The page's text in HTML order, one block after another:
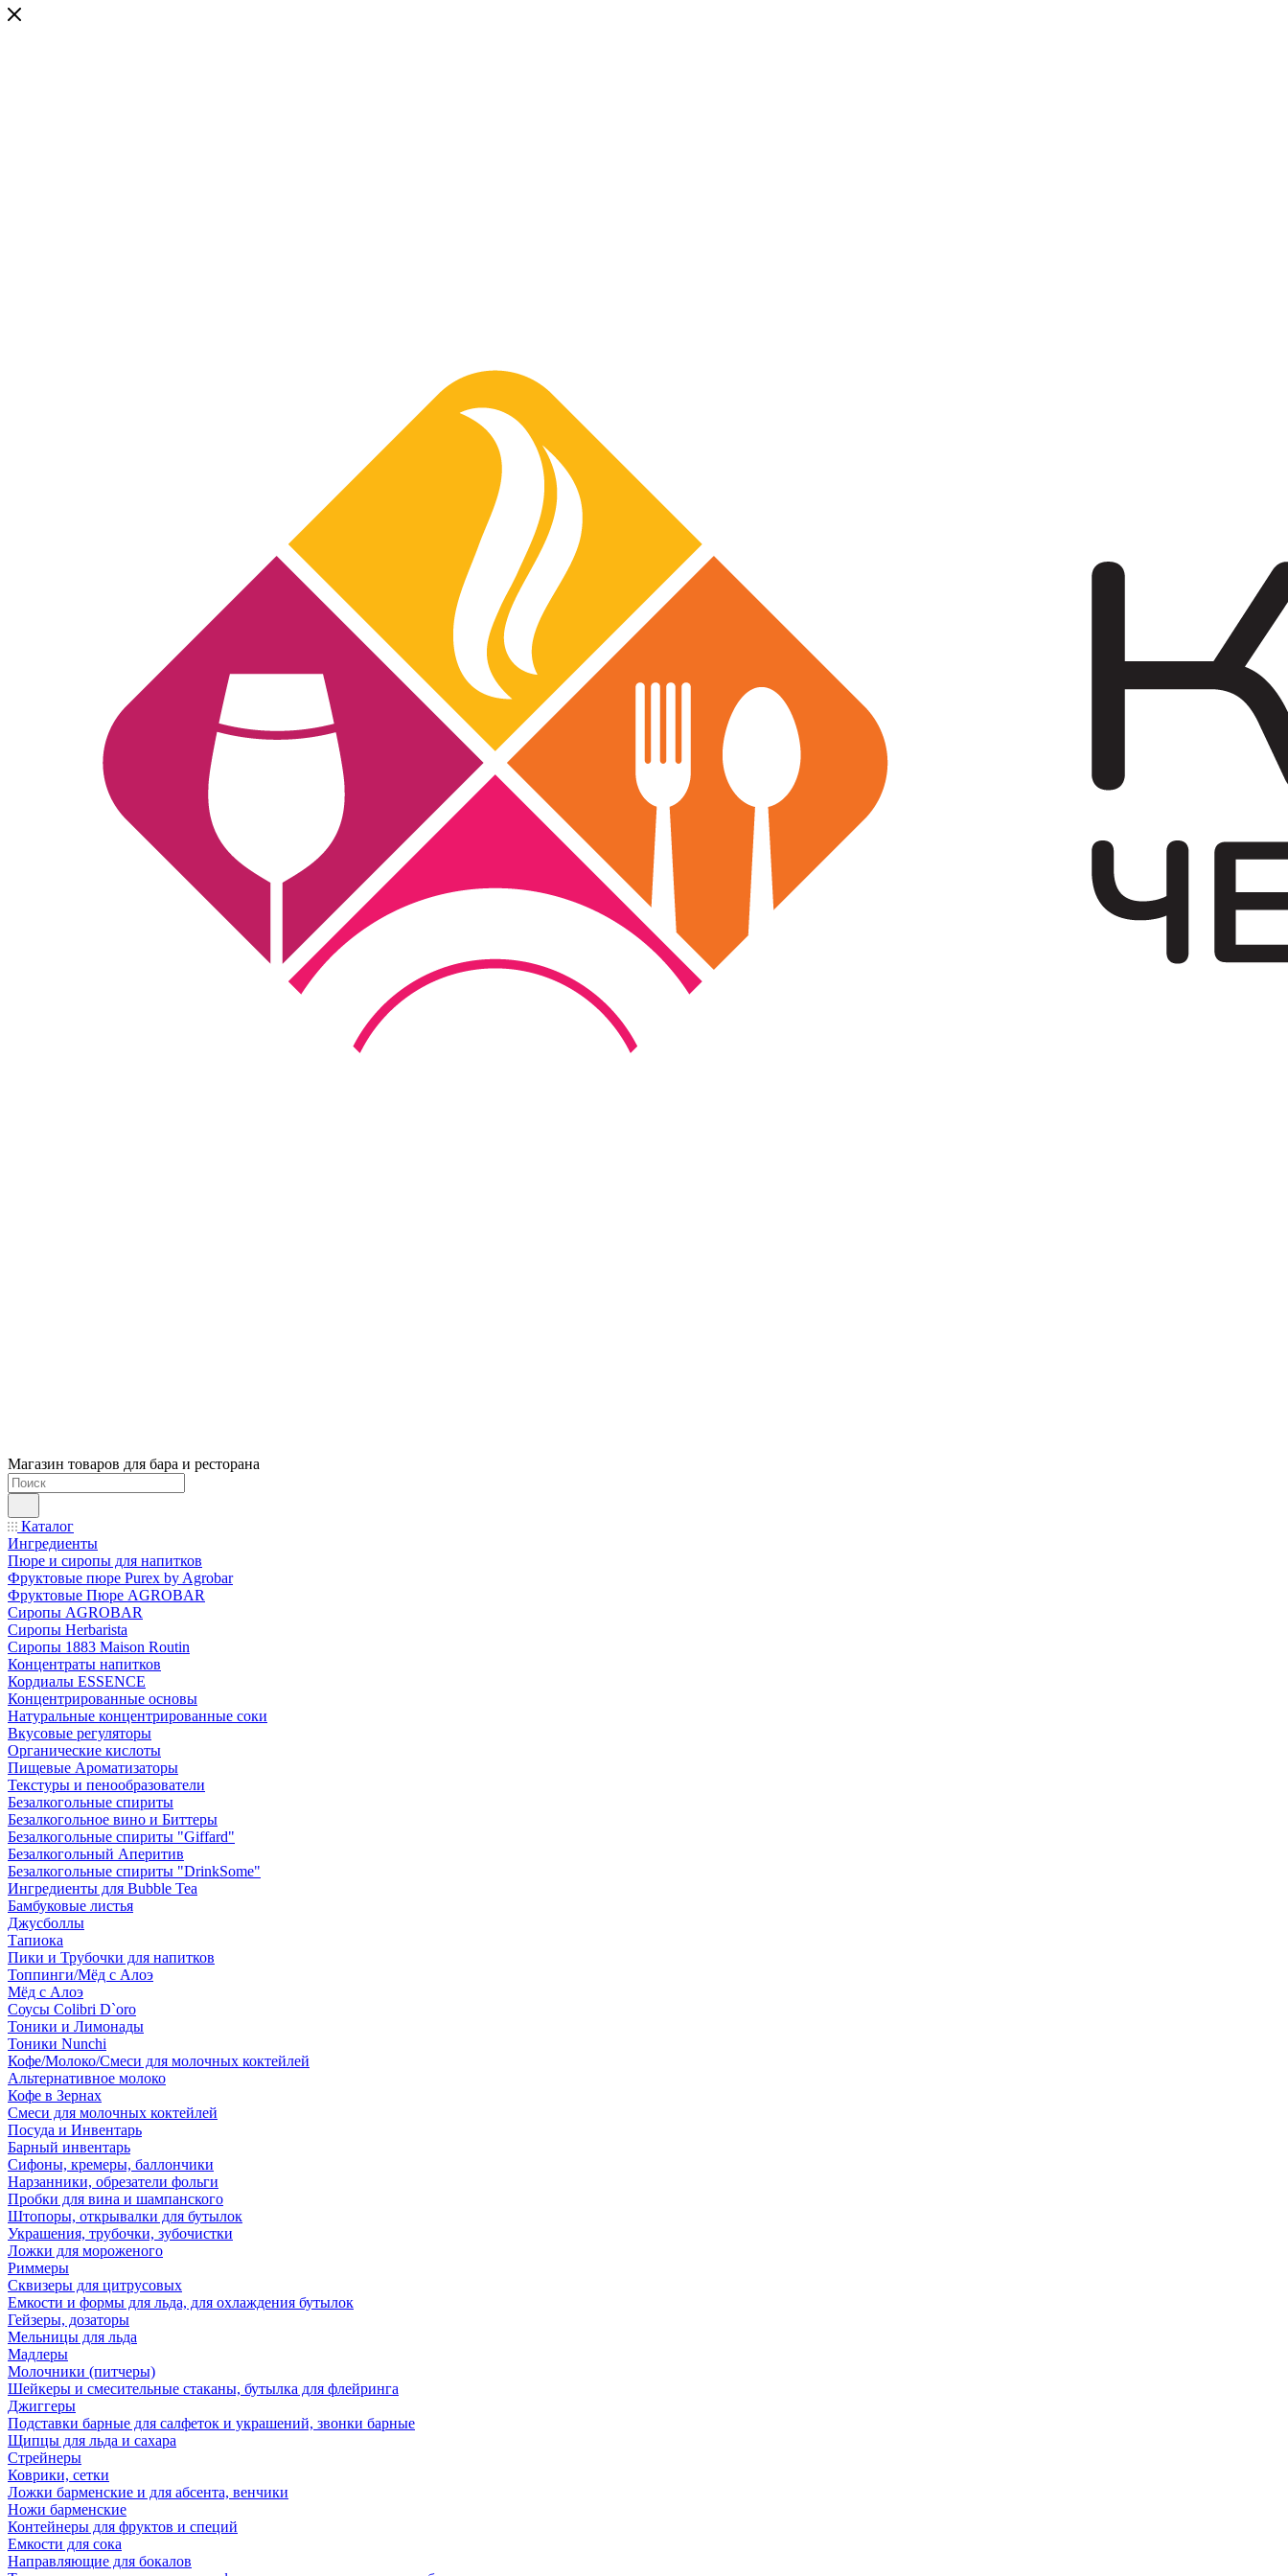
Магазин товаров для бара и ресторана
Каталог
Ингредиенты
Пюре и сиропы для напитков
Фруктовые пюре Purex by Agrobar
Фруктовые Пюре AGROBAR
Сиропы AGROBAR
Сиропы Herbarista
Сиропы 1883 Maison Routin
Концентраты напитков
Кордиалы ESSENCE
Концентрированные основы
Натуральные концентрированные соки
Вкусовые регуляторы
Органические кислоты
Пищевые Ароматизаторы
Текстуры и пенообразователи
Безалкогольные спириты
Безалкогольное вино и Биттеры
Безалкогольные спириты "Giffard"
Безалкогольный Аперитив
Безалкогольные спириты "DrinkSome"
Ингредиенты для Bubble Tea
Бамбуковые листья
Джусболлы
Тапиока
Пики и Трубочки для напитков
Топпинги/Мёд с Алоэ
Мёд с Алоэ
Соусы Colibri D`oro
Тоники и Лимонады
Тоники Nunchi
Кофе/Молоко/Смеси для молочных коктейлей
Альтернативное молоко
Кофе в Зернах
Смеси для молочных коктейлей
Посуда и Инвентарь
Барный инвентарь
Сифоны, кремеры, баллончики
Нарзанники, обрезатели фольги
Пробки для вина и шампанского
Штопоры, открывалки для бутылок
Украшения, трубочки, зубочистки
Ложки для мороженого
Риммеры
Сквизеры для цитрусовых
Емкости и формы для льда, для охлаждения бутылок
Гейзеры, дозаторы
Мельницы для льда
Мадлеры
Молочники (питчеры)
Шейкеры и смесительные стаканы, бутылка для флейринга
Джиггеры
Подставки барные для салфеток и украшений, звонки барные
Щипцы для льда и сахара
Стрейнеры
Коврики, сетки
Ложки барменские и для абсента, венчики
Ножи барменские
Контейнеры для фруктов и специй
Емкости для сока
Направляющие для бокалов